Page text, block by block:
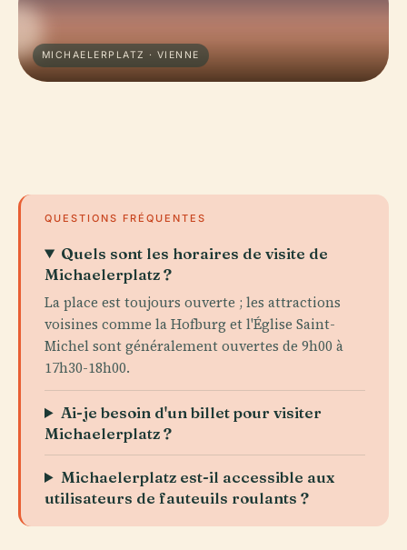
MICHAELERPLATZ · VIENNE
QUESTIONS FRÉQUENTES
Quels sont les horaires de visite de
Michaelerplatz ?
La place est toujours ouverte ; les attractions
voisines comme la Hofburg et l'Église Saint-
Michel sont généralement ouvertes de 9h00 à
17h30-18h00.
Ai-je besoin d'un billet pour visiter
Michaelerplatz ?
Michaelerplatz est-il accessible aux
utilisateurs de fauteuils roulants ?